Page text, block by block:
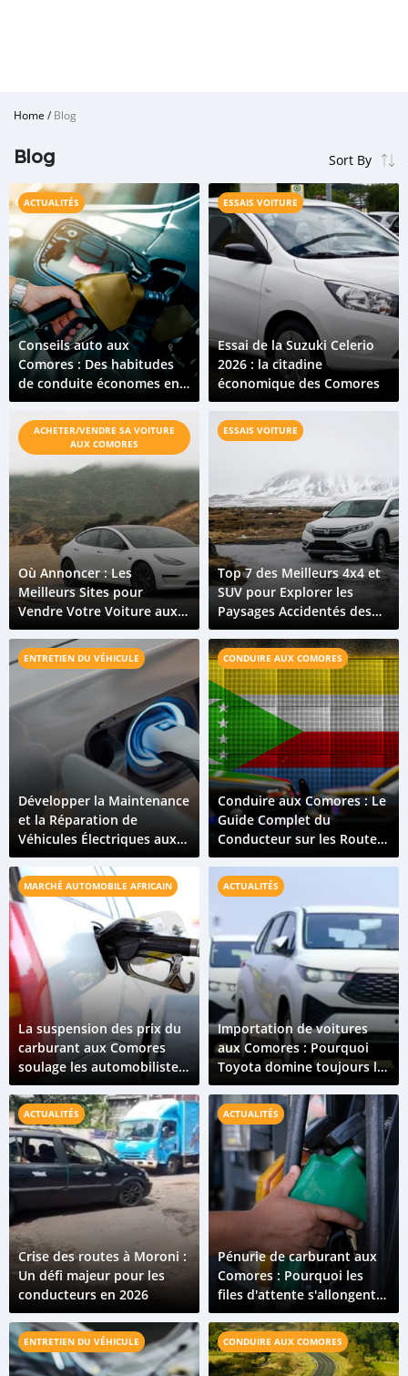
Home /Blog
Blog
ACTUALITÉS
Conseils auto aux
Comores : Des habitudes
de conduite économes en
carburant qui fonctionnent
vraiment
ESSAIS VOITURE
Essai de la Suzuki Celerio
2026 : la citadine
économique des Comores
ACHETER/VENDRE SA VOITURE
AUX COMORES
Où Annoncer : Les
Meilleurs Sites pour
Vendre Votre Voiture aux
Comores en 2026
ESSAIS VOITURE
Top 7 des Meilleurs 4x4 et
SUV pour Explorer les
Paysages Accidentés des
Comores
ENTRETIEN DU VÉHICULE
Développer la Maintenance
et la Réparation de
Véhicules Électriques aux
Comores : Ce Qu'il Faut
Pour Croître
CONDUIRE AUX COMORES
Conduire aux Comores : Le
Guide Complet du
Conducteur sur les Routes
des Îles
MARCHÉ AUTOMOBILE AFRICAIN
La suspension des prix du
carburant aux Comores
soulage les automobilistes
et le secteur automobile
ACTUALITÉS
Importation de voitures
aux Comores : Pourquoi
Toyota domine toujours le
marché en 2026 ?
ACTUALITÉS
Crise des routes à Moroni :
Un défi majeur pour les
conducteurs en 2026
ACTUALITÉS
Pénurie de carburant aux
Comores : Pourquoi les
files d'attente s'allongent
en avril 2026 ?
ENTRETIEN DU VÉHICULE CONDUIRE AUX COMORES